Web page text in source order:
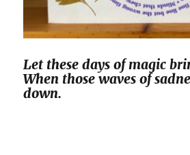
Let these days of magic
When those waves of
down.